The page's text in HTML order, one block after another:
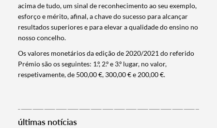
Termo de Pesquisa
Categorias gerais
acima de tudo, um sinal de reconhecimento ao seu exemplo,
esforço e mérito, afinal, a chave do sucesso para alcançar
resultados superiores e para elevar a qualidade do ensino no
nosso concelho.
Os valores monetários da edição de 2020/2021 do referido
Prémio são os seguintes: 1.º, 2.º e 3.º lugar, no valor,
respetivamente, de 500,00 €, 300,00 € e 200,00 €.
últimas notícias